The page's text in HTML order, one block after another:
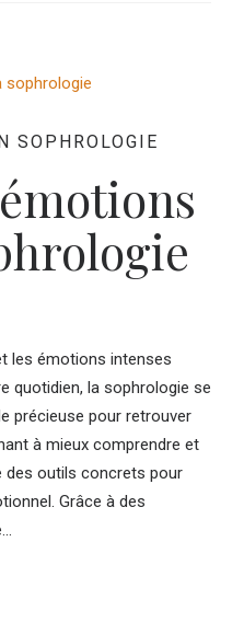
SOPHROLOGIE
les émotions intenses
quotidien, la sophrologie se
précieuse pour retrouver
à mieux comprendre et
outils concrets pour
Grâce à des